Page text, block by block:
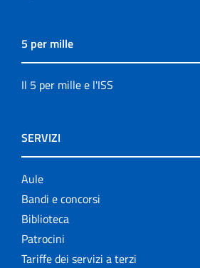
5 per mille
Il 5 per mille e l'ISS
SERVIZI
Aule
Bandi e concorsi
Biblioteca
Patrocini
Tariffe dei servizi a terzi